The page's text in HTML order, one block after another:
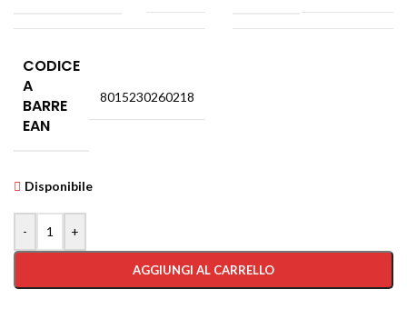
CODICE
A
BARRE
EAN
8015230260218
Disponibile
- +
AGGIUNGI AL CARRELLO